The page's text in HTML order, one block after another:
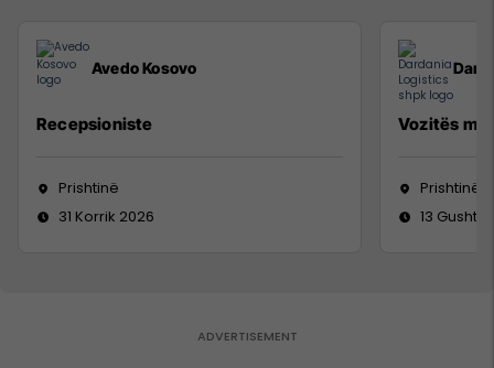
Avedo Kosovo
Recepsioniste
Prishtinë
31 Korrik 2026
Vozitës me
Prishtinë
13 Gusht